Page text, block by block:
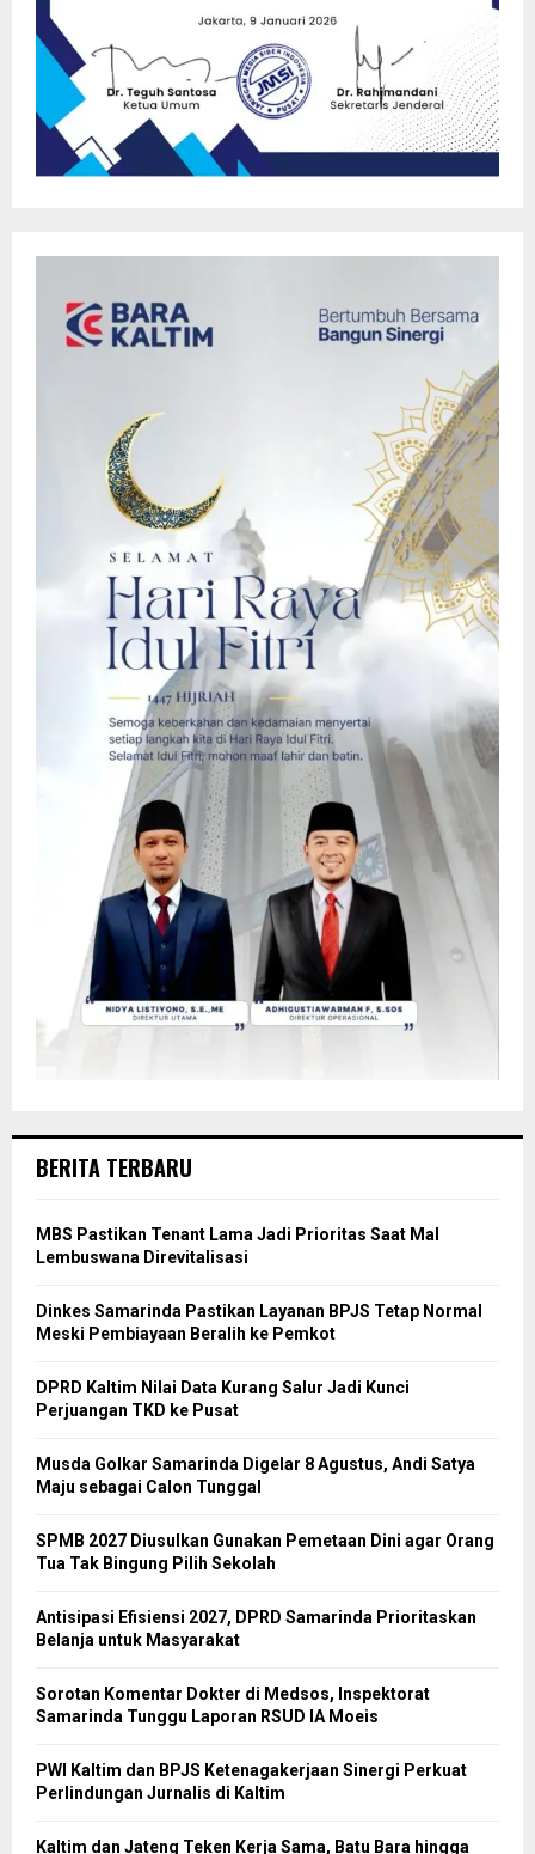
BERITA TERBARU
MBS Pastikan Tenant Lama Jadi Prioritas Saat Mal
Lembuswana Direvitalisasi
Dinkes Samarinda Pastikan Layanan BPJS Tetap Normal
Meski Pembiayaan Beralih ke Pemkot
DPRD Kaltim Nilai Data Kurang Salur Jadi Kunci
Perjuangan TKD ke Pusat
Musda Golkar Samarinda Digelar 8 Agustus, Andi Satya
Maju sebagai Calon Tunggal
SPMB 2027 Diusulkan Gunakan Pemetaan Dini agar Orang
Tua Tak Bingung Pilih Sekolah
Antisipasi Efisiensi 2027, DPRD Samarinda Prioritaskan
Belanja untuk Masyarakat
Sorotan Komentar Dokter di Medsos, Inspektorat
Samarinda Tunggu Laporan RSUD IA Moeis
PWI Kaltim dan BPJS Ketenagakerjaan Sinergi Perkuat
Perlindungan Jurnalis di Kaltim
Kaltim dan Jateng Teken Kerja Sama, Batu Bara hingga